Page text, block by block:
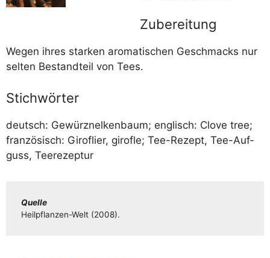
Zubereitung
Wegen ihres star­ken aro­ma­ti­schen Geschmacks nur
sel­ten Bestand­teil von Tees.
Stichwörter
deutsch: Gewürz­nel­ken­baum; eng­lisch: Clove tree;
fran­zö­sisch: Giro­f­lier, girof­le; Tee-Rezept, Tee-Auf­
guss, Teerezeptur
Quel­le
Heil­pflan­­zen-Welt (2008).